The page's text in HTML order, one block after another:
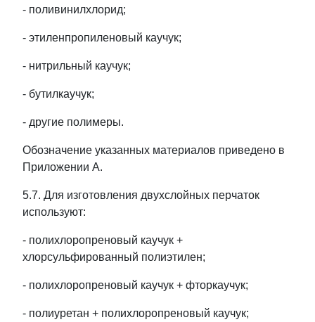
- поливинилхлорид;
- этиленпропиленовый каучук;
- нитрильный каучук;
- бутилкаучук;
- другие полимеры.
Обозначение указанных материалов приведено в
Приложении А.
5.7. Для изготовления двухслойных перчаток
используют:
- полихлоропреновый каучук +
хлорсульфированный полиэтилен;
- полихлоропреновый каучук + фторкаучук;
- полиуретан + полихлоропреновый каучук;